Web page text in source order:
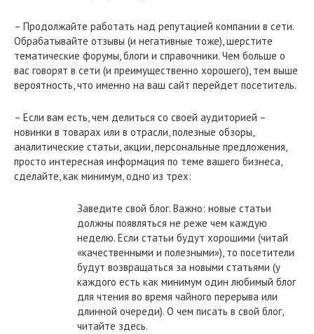
– Продолжайте работать над репутацией компании в сети.
Обрабатывайте отзывы (и негативные тоже), шерстите
тематические форумы, блоги и справочники. Чем больше о
вас говорят в сети (и преимущественно хорошего), тем выше
вероятность, что именно на ваш сайт перейдет посетитель.
– Если вам есть, чем делиться со своей аудиторией –
новинки в товарах или в отрасли, полезные обзоры,
аналитические статьи, акции, персональные предложения,
просто интересная информация по теме вашего бизнеса,
сделайте, как минимум, одно из трех:
Заведите свой блог. Важно: новые статьи
должны появляться не реже чем каждую
неделю. Если статьи будут хорошими (читай
«качественными и полезными»), то посетители
будут возвращаться за новыми статьями (у
каждого есть как минимум один любимый блог
для чтения во время чайного перерыва или
длинной очереди). О чем писать в свой блог,
читайте здесь.